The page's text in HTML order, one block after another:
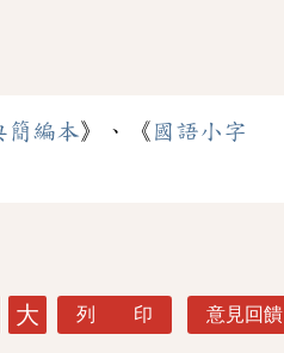
簡編本》、《 國語小字
大 列 印 意見回饋